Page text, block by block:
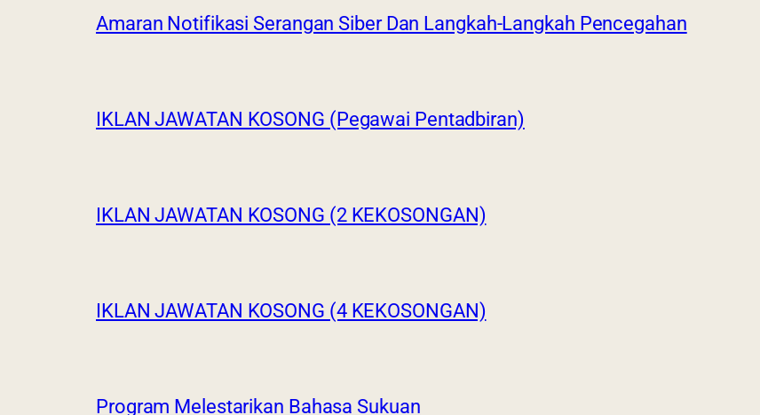
Amaran Notifikasi Serangan Siber Dan Langkah-Langkah Pencegahan
IKLAN JAWATAN KOSONG (Pegawai Pentadbiran)
IKLAN JAWATAN KOSONG (2 KEKOSONGAN)
IKLAN JAWATAN KOSONG (4 KEKOSONGAN)
Program Melestarikan Bahasa Sukuan